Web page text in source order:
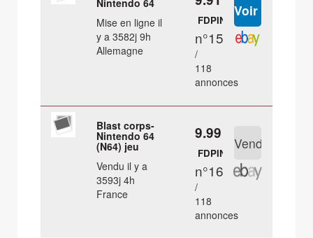
Nintendo 64
Mise en ligne il
y a 3582j 9h
Allemagne
FDPIN
n°15
/
118
annonces
Blast corps-
Nintendo 64
(N64) jeu
Vendu il y a
3593j 4h
France
9.99 €
FDPIN
n°16
/
118
annonces